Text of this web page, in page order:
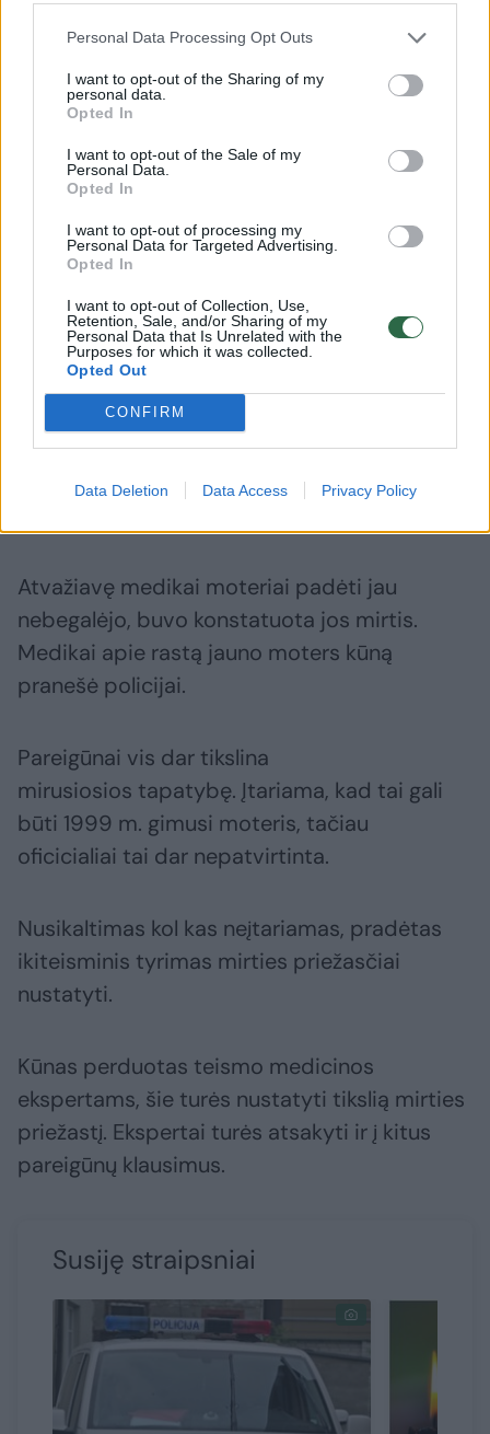
Personal Data Processing Opt Outs
I want to opt-out of the Sharing of my
personal data.
Opted In
I want to opt-out of the Sale of my
Personal Data.
Opted In
I want to opt-out of processing my
Personal Data for Targeted Advertising.
Opted In
I want to opt-out of Collection, Use,
Retention, Sale, and/or Sharing of my
Personal Data that Is Unrelated with the
Purposes for which it was collected.
Opted Out
CONFIRM
Data Deletion Data Access Privacy Policy
kažkas negerai, todėl jie iškvietė greitosios
pagalbos medikus.
Pamatykite filmuotą medžiagą: ištrauktas
į tvenkinį įskriejęs automobilis
Atvažiavę medikai moteriai padėti jau
nebegalėjo, buvo konstatuota jos mirtis.
Medikai apie rastą jauno moters kūną
pranešė policijai.
Pareigūnai vis dar tikslina
mirusiosios tapatybę. Įtariama, kad tai gali
būti 1999 m. gimusi moteris, tačiau
oficicialiai tai dar nepatvirtinta.
Nusikaltimas kol kas neįtariamas, pradėtas
ikiteisminis tyrimas mirties priežasčiai
nustatyti.
Kūnas perduotas teismo medicinos
ekspertams, šie turės nustatyti tikslią mirties
priežastį. Ekspertai turės atsakyti ir į kitus
pareigūnų klausimus.
Susiję straipsniai